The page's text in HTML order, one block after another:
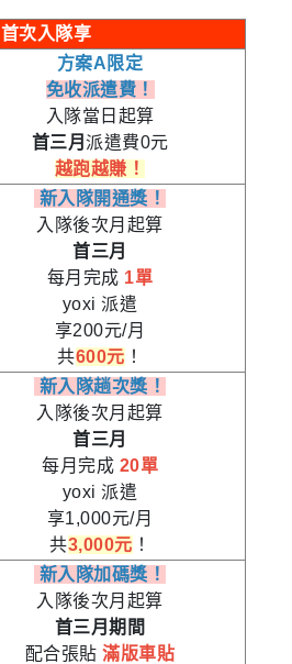
首次入隊享
方案A限定
免收派遣費！
入隊當日起算
首三月 派遣費0元
越跑越賺！
新入隊開通獎！
入隊後次月起算
首三月
每月完成 1單
yoxi 派遣
享200元/月
共600元 ！
新入隊趟次獎！
入隊後次月起算
首三月
每月完成 20單
yoxi 派遣
享1,000元/月
共3,000元 ！
新入隊加碼獎！
入隊後次月起算
首三月期間
配合張貼滿版車貼